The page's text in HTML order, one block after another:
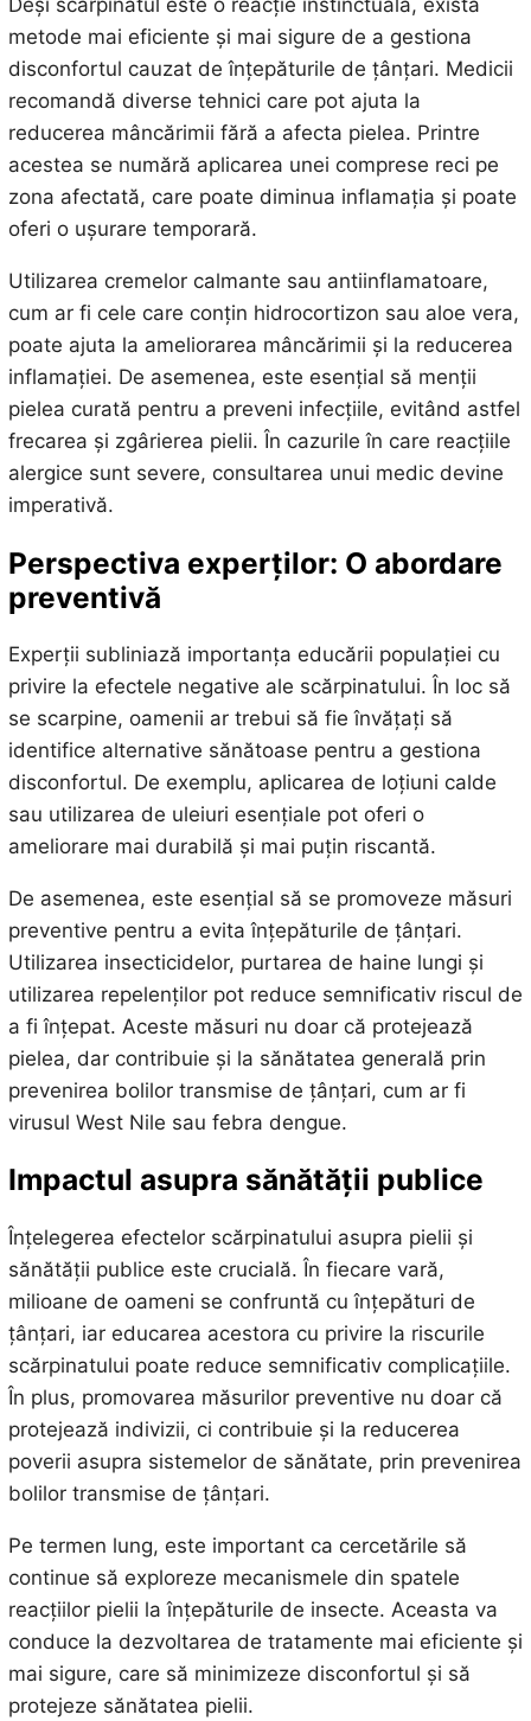
Deși scărpinatul este o reacție instinctuală, există
metode mai eficiente și mai sigure de a gestiona
disconfortul cauzat de înțepăturile de țânțari. Medicii
recomandă diverse tehnici care pot ajuta la
reducerea mâncărimii fără a afecta pielea. Printre
acestea se numără aplicarea unei comprese reci pe
zona afectată, care poate diminua inflamația și poate
oferi o ușurare temporară.
Utilizarea cremelor calmante sau antiinflamatoare,
cum ar fi cele care conțin hidrocortizon sau aloe vera,
poate ajuta la ameliorarea mâncărimii și la reducerea
inflamației. De asemenea, este esențial să menții
pielea curată pentru a preveni infecțiile, evitând astfel
frecarea și zgârierea pielii. În cazurile în care reacțiile
alergice sunt severe, consultarea unui medic devine
imperativă.
Perspectiva experților: O abordare
preventivă
Experții subliniază importanța educării populației cu
privire la efectele negative ale scărpinatului. În loc să
se scarpine, oamenii ar trebui să fie învățați să
identifice alternative sănătoase pentru a gestiona
disconfortul. De exemplu, aplicarea de loțiuni calde
sau utilizarea de uleiuri esențiale pot oferi o
ameliorare mai durabilă și mai puțin riscantă.
De asemenea, este esențial să se promoveze măsuri
preventive pentru a evita înțepăturile de țânțari.
Utilizarea insecticidelor, purtarea de haine lungi și
utilizarea repelenților pot reduce semnificativ riscul de
a fi înțepat. Aceste măsuri nu doar că protejează
pielea, dar contribuie și la sănătatea generală prin
prevenirea bolilor transmise de țânțari, cum ar fi
virusul West Nile sau febra dengue.
Impactul asupra sănătății publice
Înțelegerea efectelor scărpinatului asupra pielii și
sănătății publice este crucială. În fiecare vară,
milioane de oameni se confruntă cu înțepături de
țânțari, iar educarea acestora cu privire la riscurile
scărpinatului poate reduce semnificativ complicațiile.
În plus, promovarea măsurilor preventive nu doar că
protejează indivizii, ci contribuie și la reducerea
poverii asupra sistemelor de sănătate, prin prevenirea
bolilor transmise de țânțari.
Pe termen lung, este important ca cercetările să
continue să exploreze mecanismele din spatele
reacțiilor pielii la înțepăturile de insecte. Aceasta va
conduce la dezvoltarea de tratamente mai eficiente și
mai sigure, care să minimizeze disconfortul și să
protejeze sănătatea pielii.